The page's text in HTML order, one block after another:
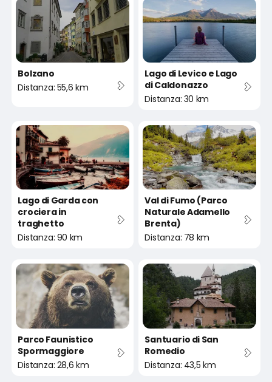
Bolzano
Distanza: 55,6 km
Lago di Levico e Lago
di Caldonazzo
Distanza: 30 km
Lago di Garda con
crociera in
traghetto
Distanza: 90 km
Val di Fumo (Parco
Naturale Adamello
Brenta)
Distanza: 78 km
Parco Faunistico
Spormaggiore
Distanza: 28,6 km
Santuario di San
Romedio
Distanza: 43,5 km